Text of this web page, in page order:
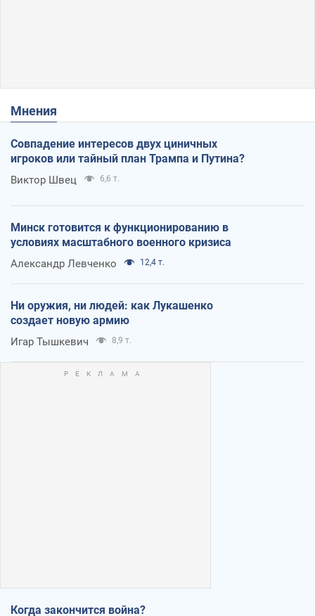
Мнения
Совпадение интересов двух циничных
игроков или тайный план Трампа и Путина?
Виктор Швец 6,6 т.
Минск готовится к функционированию в
условиях масштабного военного кризиса
Александр Левченко 12,4 т.
Ни оружия, ни людей: как Лукашенко
создает новую армию
Игар Тышкевич 8,9 т.
Когда закончится война?